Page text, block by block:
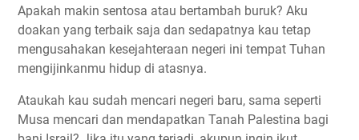
Apakah makin sentosa atau bertambah buruk? Aku
doakan yang terbaik saja dan sedapatnya kau tetap
mengusahakan kesejahteraan negeri ini tempat Tuhan
mengijinkanmu hidup di atasnya.
Ataukah kau sudah mencari negeri baru, sama seperti
Musa mencari dan mendapatkan Tanah Palestina bagi